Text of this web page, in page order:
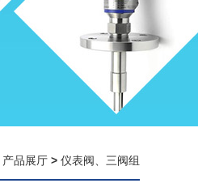
产品展厅 > 仪表阀、三阀组